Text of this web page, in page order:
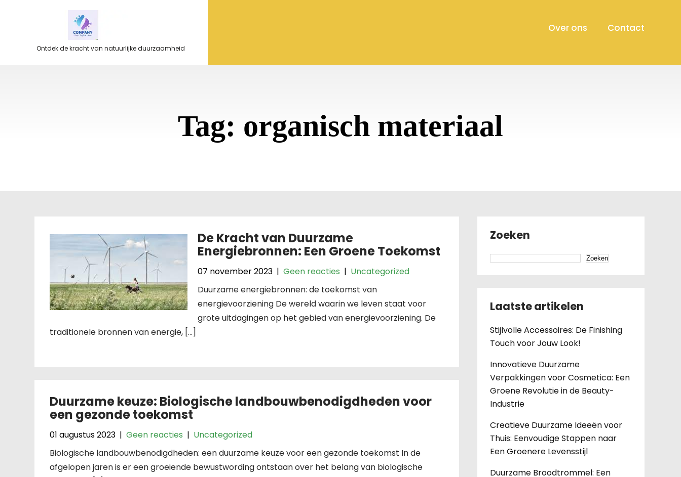
Ontdek de kracht van natuurlijke duurzaamheid
Over ons Contact
Tag: organisch materiaal
De Kracht van Duurzame
Energiebronnen: Een Groene Toekomst
07 november 2023 |Geen reacties | Uncategorized
Duurzame energiebronnen: de toekomst van
energievoorziening De wereld waarin we leven staat voor
grote uitdagingen op het gebied van energievoorziening. De
traditionele bronnen van energie, […]
Duurzame keuze: Biologische landbouwbenodigdheden voor
een gezonde toekomst
01 augustus 2023 | Geen reacties | Uncategorized
Biologische landbouwbenodigdheden: een duurzame keuze voor een gezonde toekomst In de
afgelopen jaren is er een groeiende bewustwording ontstaan over het belang van biologische
Zoeken
Zoeken
Laatste artikelen
Stijlvolle Accessoires: De Finishing
Touch voor Jouw Look!
Innovatieve Duurzame
Verpakkingen voor Cosmetica: Een
Groene Revolutie in de Beauty-
Industrie
Creatieve Duurzame Ideeën voor
Thuis: Eenvoudige Stappen naar
Een Groenere Levensstijl
Duurzame Broodtrommel: Een